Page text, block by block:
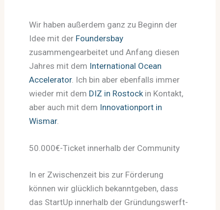
Wir haben außerdem ganz zu Beginn der
Idee mit der Foundersbay
zusammengearbeitet und Anfang diesen
Jahres mit dem International Ocean
Accelerator. Ich bin aber ebenfalls immer
wieder mit dem DIZ in Rostockin Kontakt,
aber auch mit dem Innovationport in
Wismar.
50.000€-Ticket innerhalb der Community
In er Zwischenzeit bis zur Förderung
können wir glücklich bekanntgeben, dass
das StartUp innerhalb der Gründungswerft-